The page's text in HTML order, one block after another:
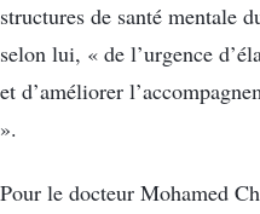
structures de santé mentale
selon lui, « de l’urgence
et d’améliorer
».
Pour le docteur Mohamed